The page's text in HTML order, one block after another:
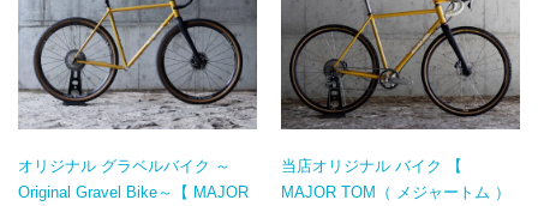
オリジナル グラベルバイク ～
Original Gravel Bike～【 MAJOR
当店オリジナル バイク 【
MAJOR TOM（ メジャートム ）